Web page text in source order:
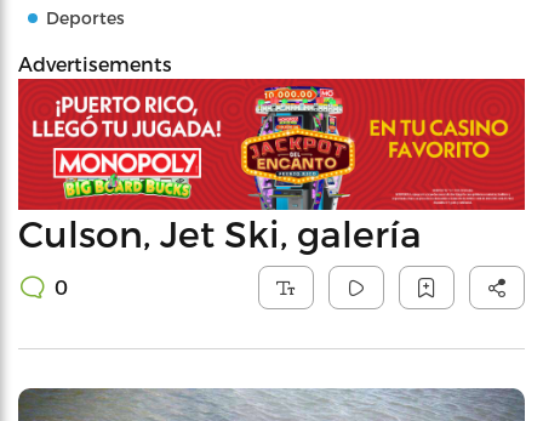
Deportes
Advertisements
Culson, Jet Ski, galería
0